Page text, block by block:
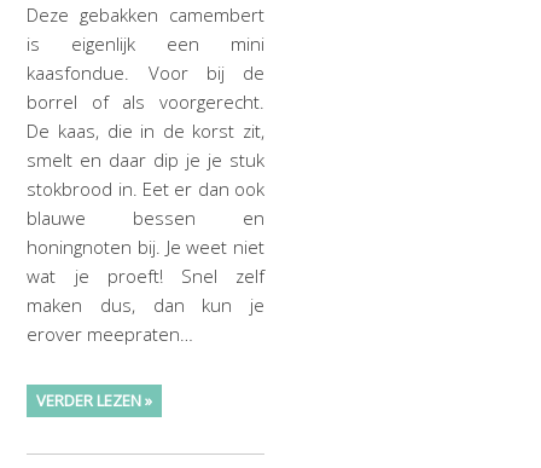
Deze gebakken camembert
is eigenlijk een mini
kaasfondue. Voor bij de
borrel of als voorgerecht.
De kaas, die in de korst zit,
smelt en daar dip je je stuk
stokbrood in. Eet er dan ook
blauwe bessen en
honingnoten bij. Je weet niet
wat je proeft! Snel zelf
maken dus, dan kun je
erover meepraten…
VERDER LEZEN »